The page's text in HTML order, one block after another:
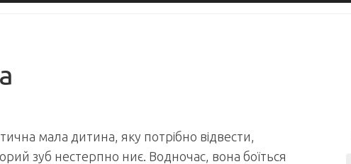
мала дитина, яку потрібно відвести,
зуб нестерпно ниє. Водночас, вона боїться